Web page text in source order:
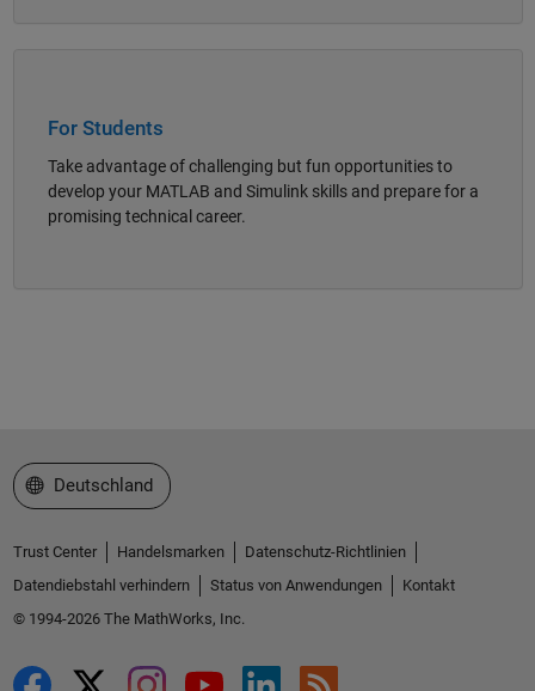
For Students
Take advantage of challenging but fun opportunities to
develop your MATLAB and Simulink skills and prepare for a
promising technical career.
Website auswählen
Deutschland
Trust Center Handelsmarken
Datenschutz-Richtlinien
Datendiebstahl verhindern
Status von Anwendungen
Kontakt
© 1994-2026 The MathWorks, Inc.